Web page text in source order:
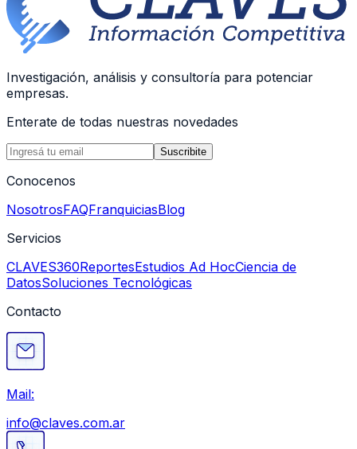
Investigación, análisis y consultoría para potenciar
empresas.
Enterate de todas nuestras novedades
Suscribite
Conocenos
NosotrosFAQFranquiciasBlog
Servicios
CLAVES360ReportesEstudios Ad HocCiencia de
DatosSoluciones Tecnológicas
Contacto
Mail:
info@claves.com.ar